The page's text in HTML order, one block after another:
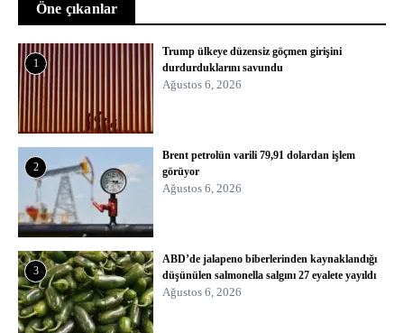
Öne çıkanlar
1
Trump ülkeye düzensiz göçmen girişini
durdurduklarını savundu
Ağustos 6, 2026
2
Brent petrolün varili 79,91 dolardan işlem
görüyor
Ağustos 6, 2026
3
ABD’de jalapeno biberlerinden kaynaklandığı
düşünülen salmonella salgını 27 eyalete yayıldı
Ağustos 6, 2026